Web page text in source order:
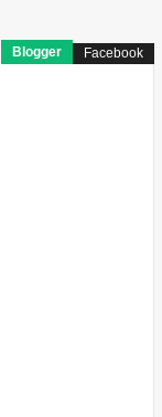
Blogger Facebook